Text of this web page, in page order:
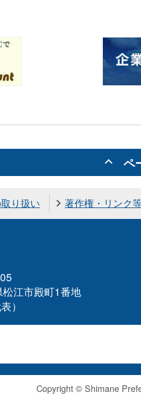
ペ
り扱い 著作権・リンク
江市殿町1番地
）
Copyright © Shimane